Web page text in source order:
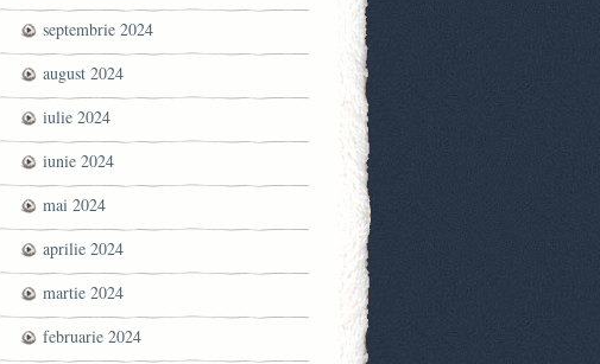
septembrie 2024
august 2024
iulie 2024
iunie 2024
mai 2024
aprilie 2024
martie 2024
februarie 2024